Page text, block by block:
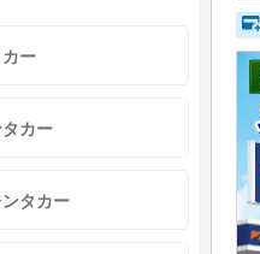
ー
カー
タカー